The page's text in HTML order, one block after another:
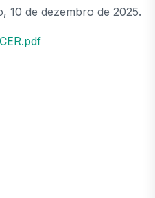
10 de dezembro de 2025.